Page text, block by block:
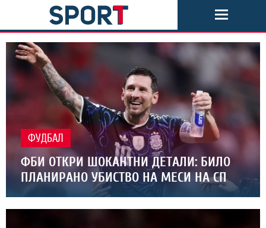
ФУДБАЛ
ФБИ ОТКРИ ШОКАНТНИ ДЕТАЛИ: БИЛО
ПЛАНИРАНО УБИСТВО НА МЕСИ НА СП